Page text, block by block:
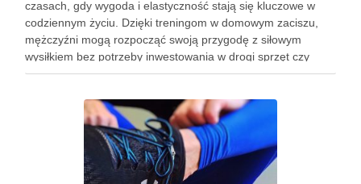
czasach, gdy wygoda i elastyczność stają się kluczowe w
codziennym życiu. Dzięki treningom w domowym zaciszu,
mężczyźni mogą rozpocząć swoją przygodę z siłowym
wysiłkiem bez potrzeby inwestowania w drogi sprzęt czy
dojazdy do siłowni. Regularne ćwiczenia, które można